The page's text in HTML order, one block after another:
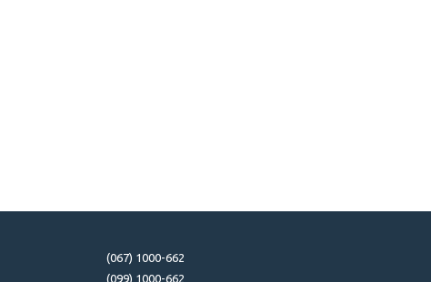
(067) 1000-662
(099) 1000-662